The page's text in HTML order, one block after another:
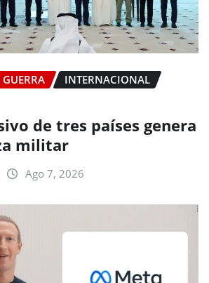
GUERRA
INTERNACIONAL
de tres países genera
militar
Ago 7, 2026